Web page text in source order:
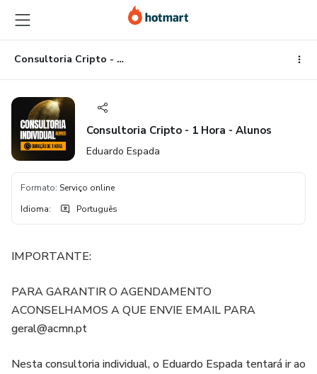
para
o
conteúdo
principal
para
o
pagamento
para
o
rodapé
Consultoria Cripto - 1 Hora - Alunos
Consultoria Cripto - 1 Hora - Alunos
Eduardo Espada
Formato: Serviço online
Idioma: Português
IMPORTANTE:
PARA GARANTIR O AGENDAMENTO
ACONSELHAMOS A QUE ENVIE EMAIL PARA
geral@acmn.pt
Nesta consultoria individual, o Eduardo Espada tentará ir ao